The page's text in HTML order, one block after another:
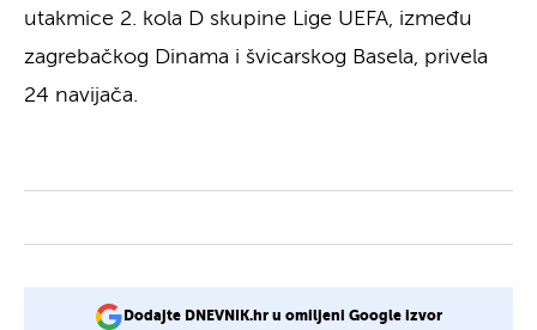
utakmice 2. kola D skupine Lige UEFA, između
zagrebačkog Dinama i švicarskog Basela, privela
24 navijača.
Dodajte DNEVNIK.hr u omiljeni Google izvor